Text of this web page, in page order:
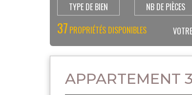
TYPE DE BIEN NB DE PIÈCES
37 PROPRIÉTÉS DISPONIBLES
APPARTEMENT